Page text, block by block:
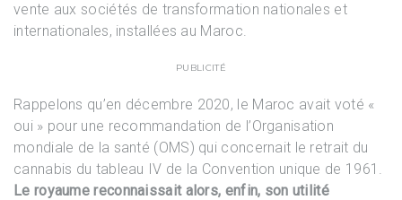
vente aux sociétés de transformation nationales et
internationales, installées au Maroc.
PUBLICITÉ
Rappelons qu’en décembre 2020, le Maroc avait voté «
oui » pour une recommandation de l’Organisation
mondiale de la santé (OMS) qui concernait le retrait du
cannabis du tableau IV de la Convention unique de 1961.
Le royaume reconnaissait alors, enfin, son utilité